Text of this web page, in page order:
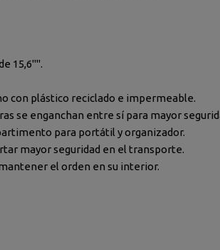
15,6"".
con plástico reciclado e impermeable.
se enganchan entre sí para mayor
para portátil y organizador.
mayor seguridad en el transporte.
el orden en su interior.